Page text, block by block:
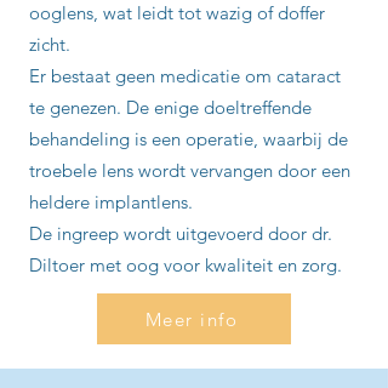
ooglens, wat leidt tot wazig of doffer
zicht.
Er bestaat geen medicatie om cataract
te genezen. De enige doeltreffende
behandeling is een operatie, waarbij de
troebele lens wordt vervangen door een
heldere implantlens.
De ingreep wordt uitgevoerd door dr.
Diltoer met oog voor kwaliteit en zorg.
Meer info